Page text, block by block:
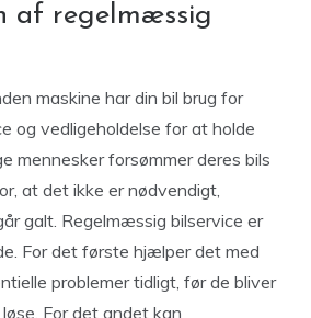
af regelmæssig
maskine har din bil brug for
og vedligeholdelse for at holde
mennesker forsømmer deres bils
at det ikke er nødvendigt,
galt. Regelmæssig bilservice er
For det første hjælper det med
problemer tidligt, før de bliver
For det andet kan